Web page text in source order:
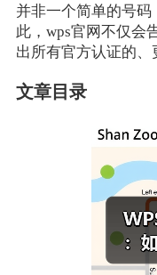
并非一个简单的号码
此，wps官网不仅会
出所有官方认证的、
文章目录